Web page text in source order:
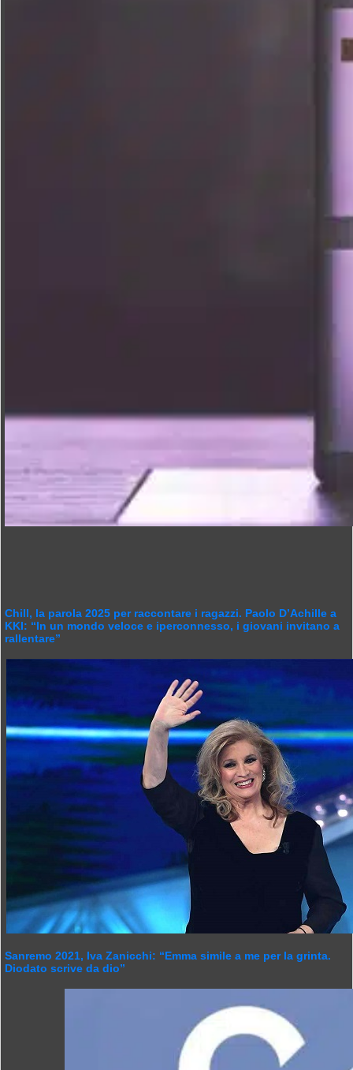
Chill, la parola 2025 per raccontare i ragazzi. Paolo D’Achille a
KKI: “In un mondo veloce e iperconnesso, i giovani invitano a
rallentare”
Sanremo 2021, Iva Zanicchi: “Emma simile a me per la grinta.
Diodato scrive da dio”